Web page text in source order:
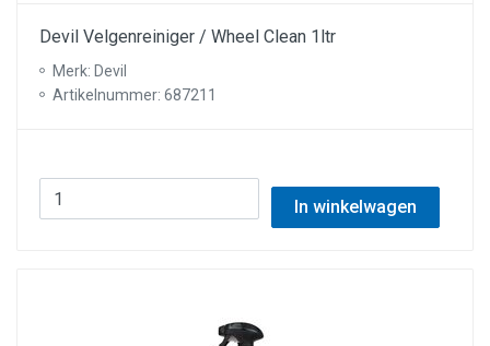
Devil Velgenreiniger / Wheel Clean 1ltr
Merk: Devil
Artikelnummer: 687211
In winkelwagen